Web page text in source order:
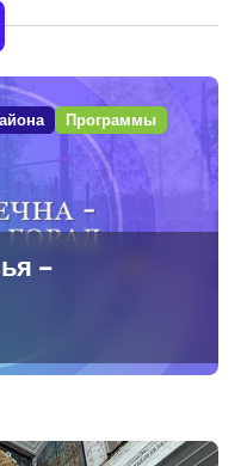
Программы
–